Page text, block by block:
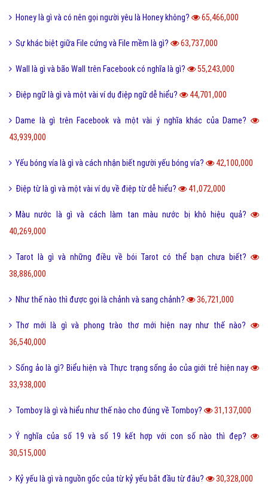
Honey là gì và có nên gọi người yêu là Honey không? 65,466,000
Sự khác biệt giữa File cứng và File mềm là gì? 63,737,000
Wall là gì và bão Wall trên Facebook có nghĩa là gì? 55,243,000
Điệp ngữ là gì và một vài ví dụ điệp ngữ dễ hiểu? 44,701,000
Dame là gì trên Facebook và một vài ý nghĩa khác của Dame?
43,939,000
Yếu bóng vía là gì và cách nhận biết người yếu bóng vía? 42,100,000
Điệp từ là gì và một vài ví dụ về điệp từ dễ hiểu? 41,072,000
Màu nước là gì và cách làm tan màu nước bị khô hiệu quả?
40,269,000
Tarot là gì và những điều về bói Tarot có thể bạn chưa biết?
38,886,000
Như thế nào thì được gọi là chảnh và sang chảnh? 36,721,000
Thơ mới là gì và phong trào thơ mới hiện nay như thế nào?
36,540,000
Sống ảo là gì? Biểu hiện và Thực trạng sống ảo của giới trẻ hiện nay
33,938,000
Tomboy là gì và hiểu như thế nào cho đúng về Tomboy? 31,137,000
Ý nghĩa của số 19 và số 19 kết hợp với con số nào thì đẹp?
30,515,000
Kỷ yếu là gì và nguồn gốc của từ kỷ yếu bắt đầu từ đâu? 30,328,000